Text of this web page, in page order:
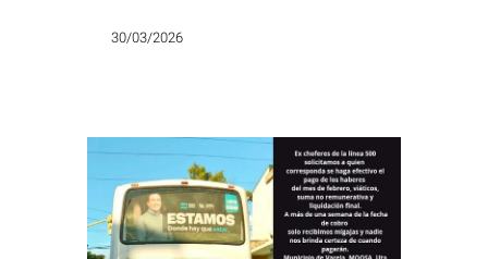
30/03/2026